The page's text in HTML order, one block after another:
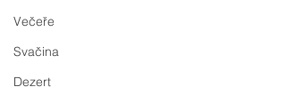
Večeře
Svačina
Dezert